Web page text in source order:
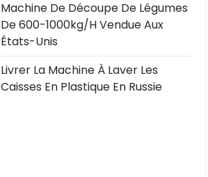
Machine De Découpe De Légumes
De 600-1000kg/h Vendue Aux
États-Unis
Livrer La Machine À Laver Les
Caisses En Plastique En Russie